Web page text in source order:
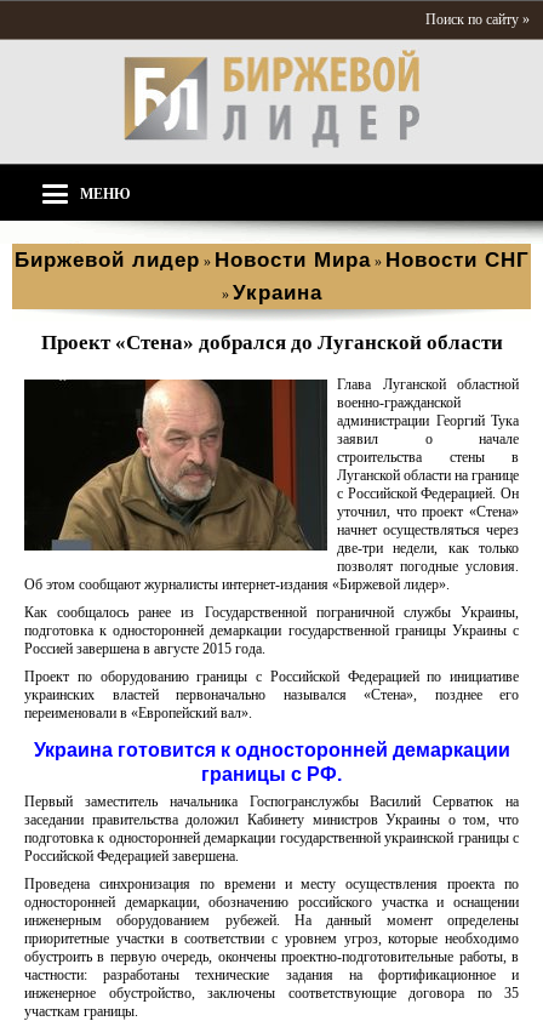
Поиск по сайту »
МЕНЮ
Биржевой лидер » Новости Мира » Новости СНГ
» Украина
Проект «Стена» добрался до Луганской области
Глава Луганской областной
военно-гражданской
администрации Георгий Тука
заявил о начале
строительства стены в
Луганской области на границе
с Российской Федерацией. Он
уточнил, что проект «Стена»
начнет осуществляться через
две-три недели, как только
позволят погодные условия.
Об этом сообщают журналисты интернет-издания «Биржевой лидер».
Как сообщалось ранее из Государственной пограничной службы Украины,
подготовка к односторонней демаркации государственной границы Украины с
Россией завершена в августе 2015 года.
Проект по оборудованию границы с Российской Федерацией по инициативе
украинских властей первоначально назывался «Стена», позднее его
переименовали в «Европейский вал».
Украина готовится к односторонней демаркации
границы с РФ.
Первый заместитель начальника Госпогранслужбы Василий Серватюк на
заседании правительства доложил Кабинету министров Украины о том, что
подготовка к односторонней демаркации государственной украинской границы с
Российской Федерацией завершена.
Проведена синхронизация по времени и месту осуществления проекта по
односторонней демаркации, обозначению российского участка и оснащении
инженерным оборудованием рубежей. На данный момент определены
приоритетные участки в соответствии с уровнем угроз, которые необходимо
обустроить в первую очередь, окончены проектно-подготовительные работы, в
частности: разработаны технические задания на фортификационное и
инженерное обустройство, заключены соответствующие договора по 35
участкам границы.